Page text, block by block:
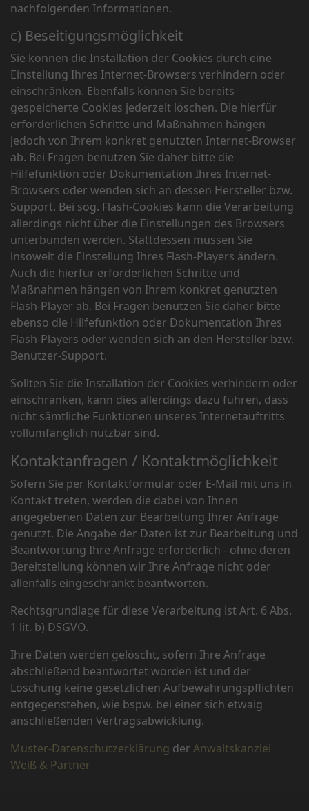
nachfolgenden Informationen.
c) Beseitigungsmöglichkeit
Sie können die Installation der Cookies durch eine
Einstellung Ihres Internet-Browsers verhindern oder
einschränken. Ebenfalls können Sie bereits
gespeicherte Cookies jederzeit löschen. Die hierfür
erforderlichen Schritte und Maßnahmen hängen
jedoch von Ihrem konkret genutzten Internet-Browser
ab. Bei Fragen benutzen Sie daher bitte die
Hilfefunktion oder Dokumentation Ihres Internet-
Browsers oder wenden sich an dessen Hersteller bzw.
Support. Bei sog. Flash-Cookies kann die Verarbeitung
allerdings nicht über die Einstellungen des Browsers
unterbunden werden. Stattdessen müssen Sie
insoweit die Einstellung Ihres Flash-Players ändern.
Auch die hierfür erforderlichen Schritte und
Maßnahmen hängen von Ihrem konkret genutzten
Flash-Player ab. Bei Fragen benutzen Sie daher bitte
ebenso die Hilfefunktion oder Dokumentation Ihres
Flash-Players oder wenden sich an den Hersteller bzw.
Benutzer-Support.
Sollten Sie die Installation der Cookies verhindern oder
einschränken, kann dies allerdings dazu führen, dass
nicht sämtliche Funktionen unseres Internetauftritts
vollumfänglich nutzbar sind.
Kontaktanfragen / Kontaktmöglichkeit
Sofern Sie per Kontaktformular oder E-Mail mit uns in
Kontakt treten, werden die dabei von Ihnen
angegebenen Daten zur Bearbeitung Ihrer Anfrage
genutzt. Die Angabe der Daten ist zur Bearbeitung und
Beantwortung Ihre Anfrage erforderlich - ohne deren
Bereitstellung können wir Ihre Anfrage nicht oder
allenfalls eingeschränkt beantworten.
Rechtsgrundlage für diese Verarbeitung ist Art. 6 Abs.
1 lit. b) DSGVO.
Ihre Daten werden gelöscht, sofern Ihre Anfrage
abschließend beantwortet worden ist und der
Löschung keine gesetzlichen Aufbewahrungspflichten
entgegenstehen, wie bspw. bei einer sich etwaig
anschließenden Vertragsabwicklung.
Muster-Datenschutzerklärung der Anwaltskanzlei
Weiß & Partner